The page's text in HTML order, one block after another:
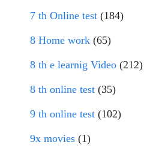
7 th Online test (184)
8 Home work (65)
8 th e learnig Video (212)
8 th online test (35)
9 th online test (102)
9x movies (1)